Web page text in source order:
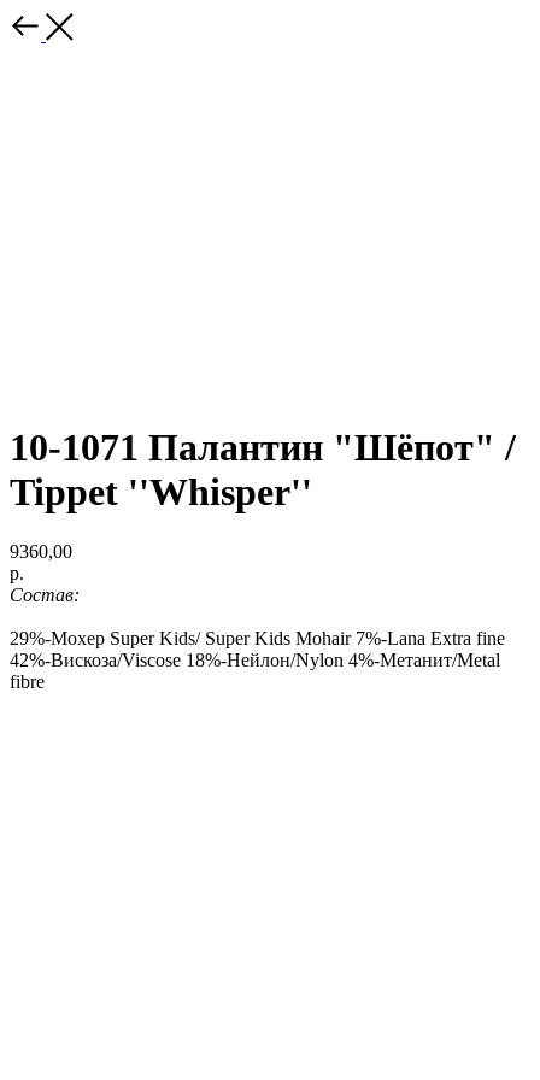
10-1071 Палантин "Шёпот" /
Tippet ''Whisper''
9360,00
р.
Состав:
29%-Мохер Super Kids/ Super Kids Mohair 7%-Lana Extra fine
42%-Вискоза/Viscose 18%-Нейлон/Nylon 4%-Метанит/Metal
fibre